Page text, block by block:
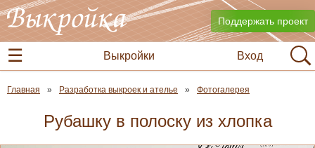
Поддержать проект
Вход
Выкройки
Главная Разработка выкроек и ателье Фотогалерея
Рубашку в полоску из хлопка